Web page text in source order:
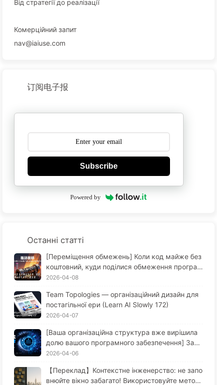
Від стратегії до реалізації
Комерційний запит
nav@iaiuse.com
订阅电子报
Subscribe
Powered by
Останні статті
[Переміщення обмежень] Коли код майже без
коштовний, куди поділися обмеження програм
ної інженерії? Зміни в програмній інженерії в е
2026-04-08
Team Topologies — організаційний дизайн для
постагільної ери (Learn AI Slowly 172)
2026-04-07
[Ваша організаційна структура вже вирішила
долю вашого програмного забезпечення] Зако
н Конвей — управлінський закон, який 56 рокі
ШІ —慢慢学AI171
2026-04-06
【Переклад】Контекстне інженерство: не запо
внюйте вікно забагато! Використовуйте метод